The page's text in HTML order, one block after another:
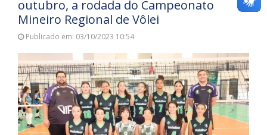
outubro, a rodada do Campeonato
Mineiro Regional de Vôlei
Publicado em: 03/10/2023 10:54